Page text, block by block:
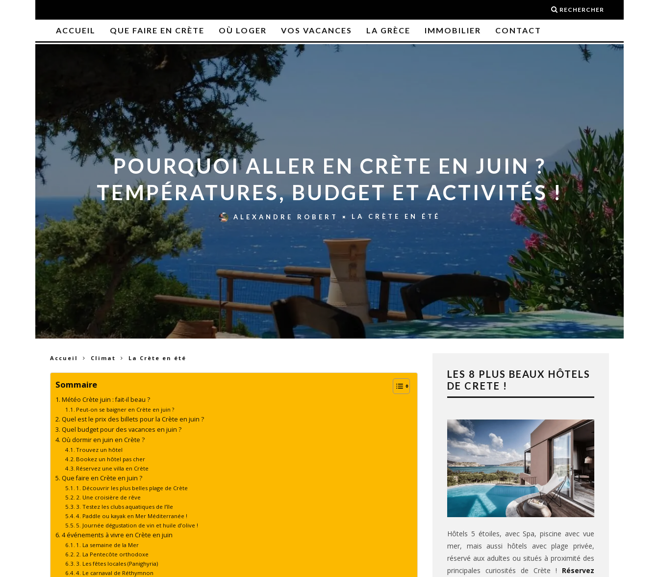
RECHERCHER
ACCUEIL QUE FAIRE EN CRÈTE OÙ LOGER VOS VACANCES LA GRÈCE IMMOBILIER CONTACT
POURQUOI ALLER EN CRÈTE EN JUIN ?
TEMPÉRATURES, BUDGET ET ACTIVITÉS !
ALEXANDRE ROBERT LA CRÈTE EN ÉTÉ
Accueil Climat La Crète en été
Sommaire
Météo Crète juin : fait-il beau ?
Peut-on se baigner en Crète en juin ?
Quel est le prix des billets pour la Crète en juin ?
Quel budget pour des vacances en juin ?
Où dormir en juin en Crète ?
Trouvez un hôtel
Bookez un hôtel pas cher
Réservez une villa en Crète
Que faire en Crète en juin ?
1. Découvrir les plus belles plage de Crète
2. Une croisière de rêve
3. Testez les clubs aquatiques de l’île
4. Paddle ou kayak en Mer Méditerranée !
5. Journée dégustation de vin et huile d’olive !
4 événements à vivre en Crète en juin
1. La semaine de la Mer
2. La Pentecôte orthodoxe
3. Les fêtes locales (Panighyria)
4. Le carnaval de Réthymnon
LES 8 PLUS BEAUX HÔTELS
DE CRETE !
Hôtels 5 étoiles, avec Spa, piscine avec vue
mer, mais aussi hôtels avec plage privée,
réservé aux adultes ou situés à proximité des
principales curiosités de Crète ! Réservez